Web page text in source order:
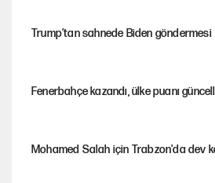
Trump’tan sahnede Biden göndermesi
Fenerbahçe kazandı, ülke puanı
Mohamed Salah için Trabzon'da dev